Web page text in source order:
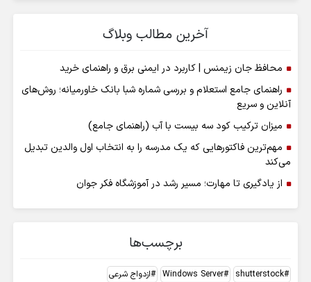
آخرین مطالب وبلاگ
محافظ جان زیمنس | کاربرد در ایمنی برق و راهنمای خرید
راهنمای جامع استعلام و بررسی شماره شبا بانک خاورمیانه؛ روش‌های
آنلاین و سریع
میزان ترکیب کود سه بیست با آب (راهنمای جامع)
مهم‌ترین فاکتورهایی که یک مدرسه را به انتخاب اول والدین تبدیل
می‌کند
از یادگیری تا مهارت؛ مسیر رشد در آموزشگاه فکر جوان
برچسب‌ها
shutterstock
Windows Server
ازدواج شرعی